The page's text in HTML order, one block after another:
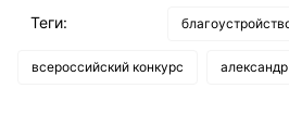
Теги:
всероссийский конкурс